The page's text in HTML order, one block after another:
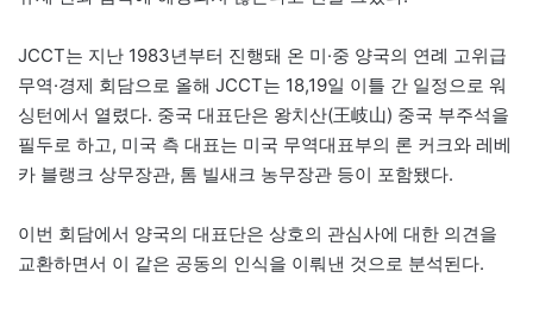
JCCT는 지난 1983년부터 진행돼 온 미·중 양국의 연례 고위급
무역·경제 회담으로 올해 JCCT는 18,19일 이틀 간 일정으로 워
싱턴에서 열렸다. 중국 대표단은 왕치산(王岐山) 중국 부주석을
필두로 하고, 미국 측 대표는 미국 무역대표부의 론 커크와 레베
카 블랭크 상무장관, 톰 빌새크 농무장관 등이 포함됐다.
이번 회담에서 양국의 대표단은 상호의 관심사에 대한 의견을
교환하면서 이 같은 공동의 인식을 이뤄낸 것으로 분석된다.